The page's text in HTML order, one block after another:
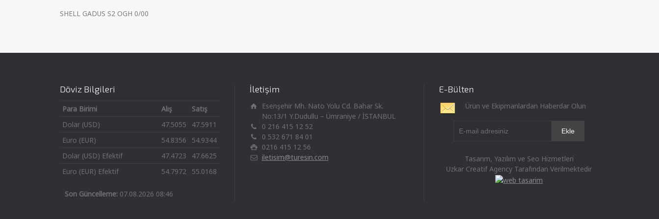
SHELL GADUS S2 OGH 0/00
Döviz Bilgileri
Para Birimi Alış
Satış
Dolar (USD)
47.5055
47.5911
Euro (EUR)
54.8356
54.9344
Dolar (USD) Efektif
47.4723
47.6625
Euro (EUR) Efektif
54.7972 55.0168
Son Güncelleme: 07.08.2026 08:46
İletişim
Esenşehir Mh. Nato Yolu Cd. Bahar Sk.
No:13/1 Y.Dudullu – Ümraniye / İSTANBUL
0 216 415 12 52
0 532 671 84 01
0216 415 12 56
iletisim@turesin.com
E-Bülten
Ürün ve Ekipmanlardan Haberdar Olun
Tasarım, Yazılım ve Seo Hizmetleri
Uzkar Creatif Agency Tarafından Verilmektedir